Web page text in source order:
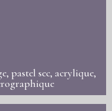
pastel sec, acrylique,